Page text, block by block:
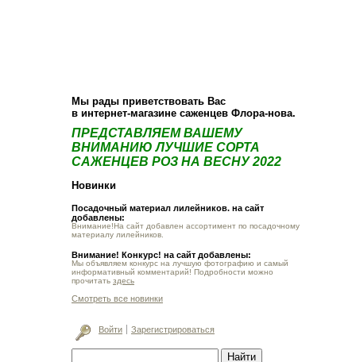
Мы рады приветствовать Вас
в интернет-магазине саженцев Флора-нова.
ПРЕДСТАВЛЯЕМ ВАШЕМУ
ВНИМАНИЮ ЛУЧШИЕ СОРТА
САЖЕНЦЕВ РОЗ НА ВЕСНУ 2022
Новинки
Посадочный материал лилейников. на сайт
добавлены:
Внимание!На сайт добавлен ассортимент по посадочному
материалу лилейников.
Внимание! Конкурс! на сайт добавлены:
Мы объявляем конкурс на лучшую фотографию и самый
информативный комментарий! Подробности можно
прочитать здесь
Смотреть все новинки
Войти Зарегистрироваться